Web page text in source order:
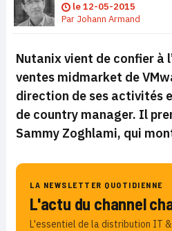
le12-05-2015
Par Johann Armand
Nutanix vient de confier à
ventes midmarket de
direction de ses activités
de country manager. Il
Sammy Zoghlami, qui
LA NEWSLETTER QUOTIDIENNE
L'actu du channel
L'essentiel de la distribution IT